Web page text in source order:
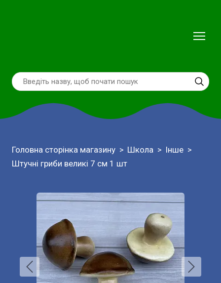
Головна сторінка магазину Школа
Інше
Штучні гриби великі 7 см 1 шт